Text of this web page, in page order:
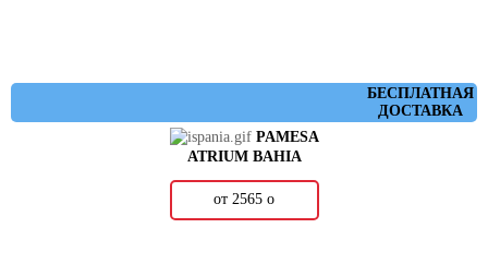
БЕСПЛАТНАЯ
ДОСТАВКА
PAMESA
ATRIUM BAHIA
от 2565 о